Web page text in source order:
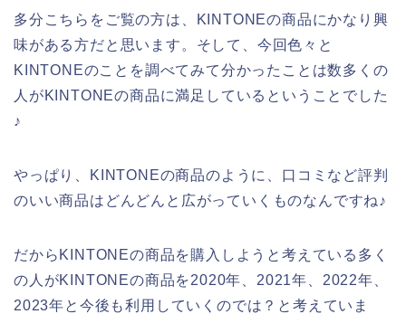
多分こちらをご覧の方は、KINTONEの商品にかなり興
味がある方だと思います。そして、今回色々と
KINTONEのことを調べてみて分かったことは数多くの
人がKINTONEの商品に満足しているということでした
♪
やっぱり、KINTONEの商品のように、口コミなど評判
のいい商品はどんどんと広がっていくものなんですね♪
だからKINTONEの商品を購入しようと考えている多く
の人がKINTONEの商品を2020年、2021年、2022年、
2023年と今後も利用していくのでは？と考えていま